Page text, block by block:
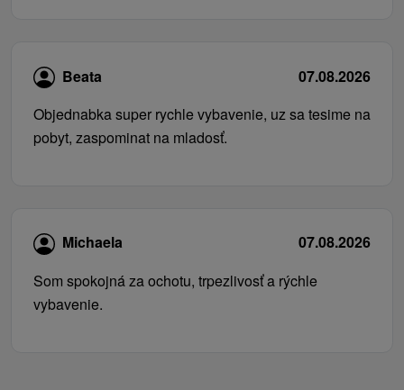
Beata
07.08.2026
Objednabka super rychle vybavenie, uz sa tesime na
pobyt, zaspominat na mladosť.
Michaela
07.08.2026
Som spokojná za ochotu, trpezlivosť a rýchle
vybavenie.